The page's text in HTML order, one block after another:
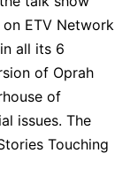
on ETV Network
all its 6
of Oprah
of
issues. The
Touching